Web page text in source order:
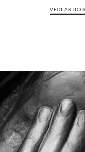
VEDI